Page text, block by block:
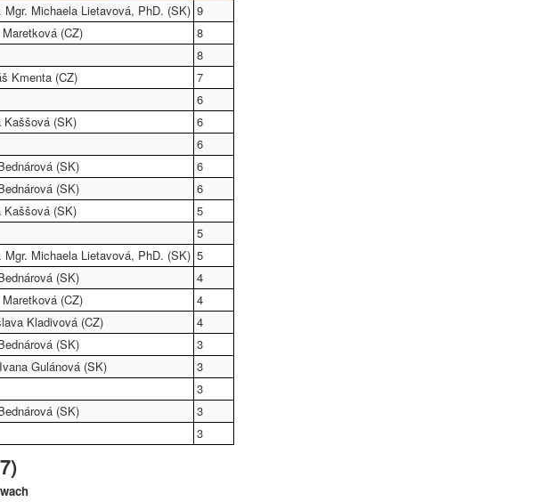
Mgr. Michaela Lietavová, PhD. (SK) 9
(CZ)
8
8
Kmenta (CZ)
7
6
Kaššová (SK)
6
6
(SK)
6
(SK)
6
Kaššová (SK)
5
5
Mgr. Michaela Lietavová, PhD. (SK) 5
(SK)
4
(CZ)
4
Kladivová (CZ)
4
(SK)
3
Gulánová (SK)
3
3
(SK)
3
3